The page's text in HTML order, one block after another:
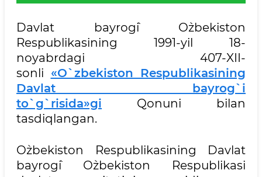
Davlat bayrog`i O`zbekiston
Respublikasining 1991-yil 18-
noyabrdagi 407-XII-
sonli «O`zbekiston Respublikasining
Davlat bayrog`i
to`g`risida»gi Qonuni bilan
tasdiqlangan.
O`zbekiston Respublikаsining Dаvlаt
bаyrog`i O`zbekiston Respublikаsi